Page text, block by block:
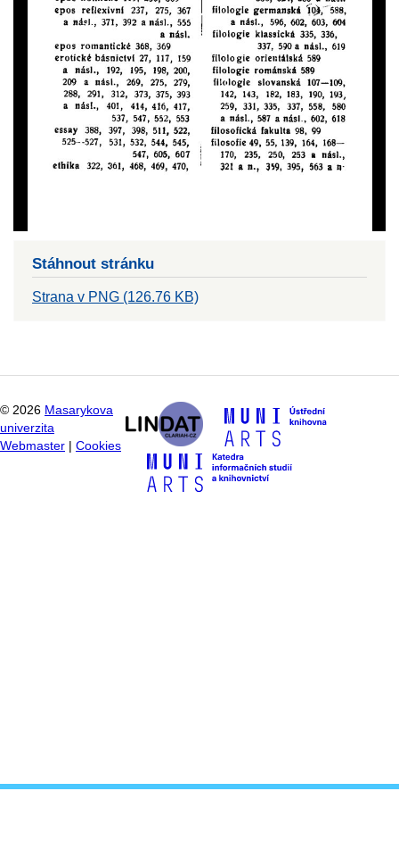
Stáhnout stránku
Strana v PNG (126.76 KB)
© 2026 Masarykova
univerzita
Webmaster
Cookies